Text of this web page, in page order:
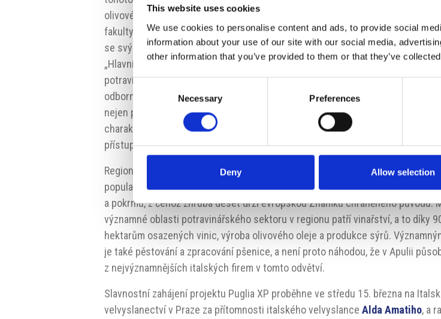
This website uses cookies
We use cookies to personalise content and ads, to provide social
information about your use of our site with our social media,
other information that you’ve provided to them or that they’ve
Consent
Selection
Necessary Preferences
Deny Allow selection
olivového oleje a zpracování mléka v sýry. „Kurzy budou vedeny odborníky ze
fakulty Univerzity v Bari a na každém setkání bude přítomna i jedna firma z
se svými výrobky,“ uvádíAndrea Kunová, Food&Turism managerka Italsko-
„Hlavním cílem celého projektu je podrobně představit české odborné
potravinářských výrobků z tohoto regionu v jižní Itálii. Díky poznatkům ze
odborníci měli nabýt schopnost rozeznat kvalitní potraviny a nabídnout svým
nejen příběh vzniku jednotlivých produktů, ale i regionální potraviny a vína s
charakteristikami. Měli by pochopit význam vysoké kvality primárních surovin
přístupu k jejich zpracování.“
Region Apulie se může pochlubit mimořádným gastronomickým bohatstvím,
popularita ve světě prudce stoupá. Krajská samospráva eviduje až 150
a pokrmů, z čehož zhruba deset drží evropskou Známku chráněného původu.
významné oblasti potravinářského sektoru v regionu patří vinařství, a to díky
hektarům osazených vinic, výroba olivového oleje a produkce sýrů.
je také pěstování a zpracování pšenice, a není proto náhodou, že v Apulii
z nejvýznamnějších italských firem v tomto odvětví.
Slavnostní zahájení projektu Puglia XP proběhne ve středu 15. března na
velvyslanectví v Praze za přítomnosti italského velvyslanceAlda Amatiho, a